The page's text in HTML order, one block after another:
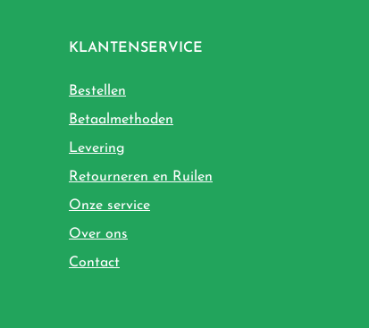
KLANTENSERVICE
Bestellen
Betaalmethoden
Levering
Retourneren en Ruilen
Onze service
Over ons
Contact